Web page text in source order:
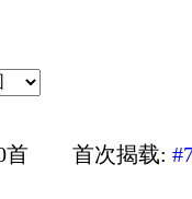
首 首次揭载: